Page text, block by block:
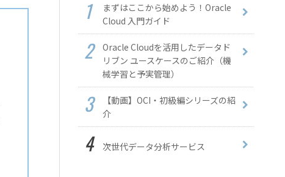
まずはここから始めよう！Oracle
Cloud 入門ガイド
Oracle Cloudを活用したデータド
リブン ユースケースのご紹介（機
械学習と予実管理）
【動画】OCI・初級編シリーズの紹
介
次世代データ分析サービス